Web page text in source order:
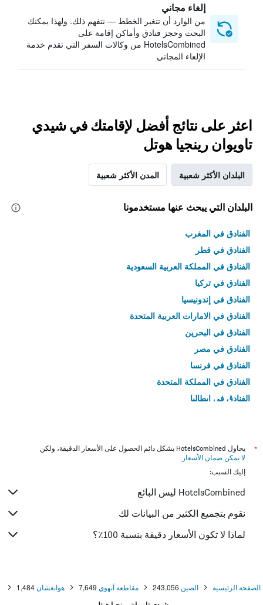
إلغاء مجاني
من الوارد أن تتغير الخطط — نتفهم ذلك. ولهذا يمكنك
البحث وحجز فنادق وأماكن إقامة على
HotelsCombined من وكالات السفر التي تقدم خدمة
الإلغاء المجاني
اعثر على نتائج أفضل لإقامتك في شيدي
تاويوان رينجيا هوتل
البلدان الأكثر شعبية المدن الأكثر شعبية
البلدان التي يبحث عنها مستخدمونا
الفنادق في المغرب
الفنادق في قطر
الفنادق في المملكة العربية السعودية
الفنادق في تركيا
الفنادق في إندونيسيا
الفنادق في الامارات العربية المتحدة
الفنادق في البحرين
الفنادق في مصر
الفنادق في فرنسا
الفنادق في المملكة المتحدة
الفنادق في إيطاليا
*
يحاول HotelsCombined بشكل دائم الحصول على الأسعار الدقيقة، ولكن
لا يمكن ضمان الأسعار .
إليك السبب:
HotelsCombined ليس البائع
نقوم بتجميع الكثير من البيانات لك
لماذا لا تكون الأسعار دقيقة بنسبة 100٪؟
الصفحة الرئيسية الصين 243,056 مقاطعة آنهوي 7,649 هوانغشان1,484